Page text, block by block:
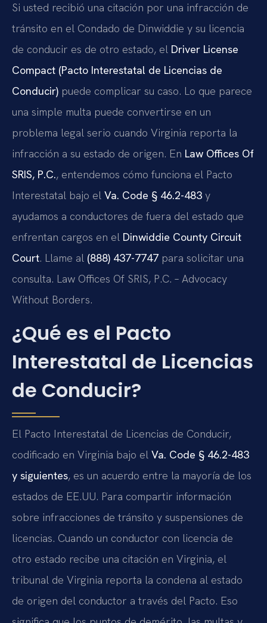
Si usted recibió una citación por una infracción de
tránsito en el Condado de Dinwiddie y su licencia
de conducir es de otro estado, el Driver License
Compact (Pacto Interestatal de Licencias de
Conducir) puede complicar su caso. Lo que parece
una simple multa puede convertirse en un
problema legal serio cuando Virginia reporta la
infracción a su estado de origen. En Law Offices Of
SRIS, P.C., entendemos cómo funciona el Pacto
Interestatal bajo el Va. Code § 46.2-483 y
ayudamos a conductores de fuera del estado que
enfrentan cargos en el Dinwiddie County Circuit
Court. Llame al (888) 437-7747 para solicitar una
consulta. Law Offices Of SRIS, P.C. – Advocacy
Without Borders.
¿Qué es el Pacto
Interestatal de Licencias
de Conducir?
El Pacto Interestatal de Licencias de Conducir,
codificado en Virginia bajo el Va. Code § 46.2-483
y siguientes, es un acuerdo entre la mayoría de los
estados de EE.UU. Para compartir información
sobre infracciones de tránsito y suspensiones de
licencias. Cuando un conductor con licencia de
otro estado recibe una citación en Virginia, el
tribunal de Virginia reporta la condena al estado
de origen del conductor a través del Pacto. Eso